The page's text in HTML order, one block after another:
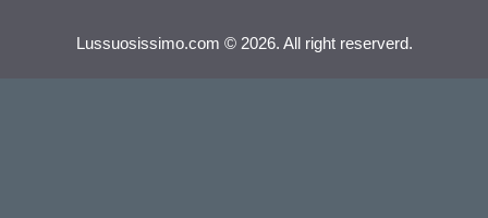
Lussuosissimo.com © 2026. All right reserverd.